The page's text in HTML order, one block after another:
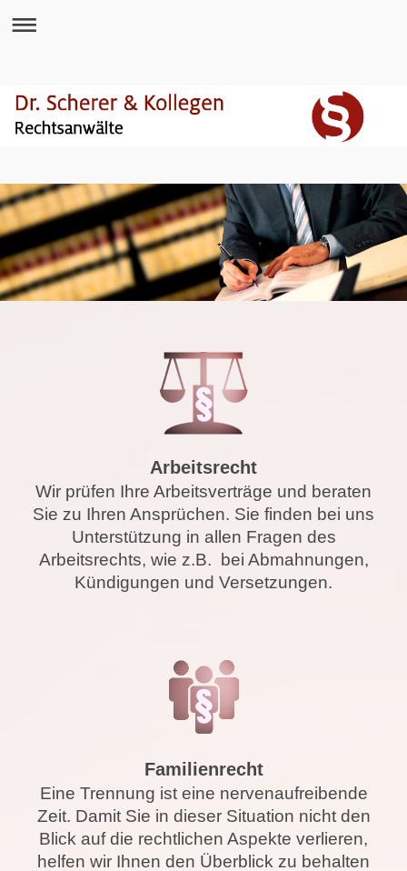
Arbeitsrecht
Wir prüfen Ihre Arbeitsverträge und beraten
Sie zu Ihren Ansprüchen. Sie finden bei uns
Unterstützung in allen Fragen des
Arbeitsrechts, wie z.B. bei Abmahnungen,
Kündigungen und Versetzungen.
Familienrecht
Eine Trennung ist eine nervenaufreibende
Zeit. Damit Sie in dieser Situation nicht den
Blick auf die rechtlichen Aspekte verlieren,
helfen wir Ihnen den Überblick zu behalten